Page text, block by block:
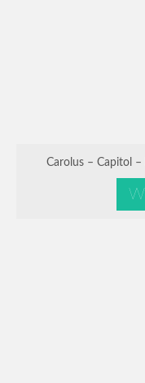
Carolus – Capitol